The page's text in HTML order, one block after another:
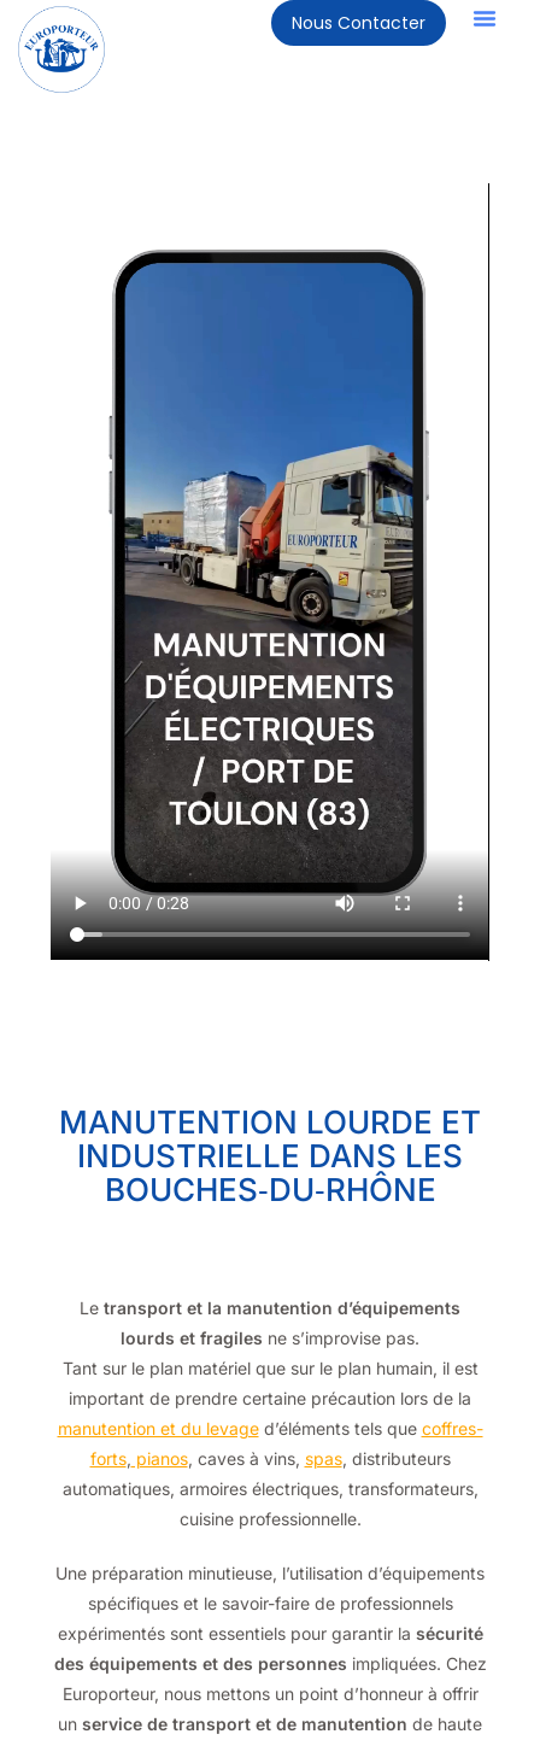
Nous Contacter
MANUTENTION LOURDE ET
INDUSTRIELLE DANS LES
BOUCHES‑DU‑RHÔNE
Le transport et la manutention d’équipements
lourds et fragiles ne s’improvise pas.
Tant sur le plan matériel que sur le plan humain, il est
important de prendre certaine précaution lors de la
manutention et du levaged’éléments tels que coffres-
forts, pianos, caves à vins, spas, distributeurs
automatiques, armoires électriques, transformateurs,
cuisine professionnelle.
Une préparation minutieuse, l’utilisation d’équipements
spécifiques et le savoir-faire de professionnels
expérimentés sont essentiels pour garantir la sécurité
des équipements et des personnes impliquées. Chez
Europorteur, nous mettons un point d’honneur à offrir
un service de transport et de manutention de haute